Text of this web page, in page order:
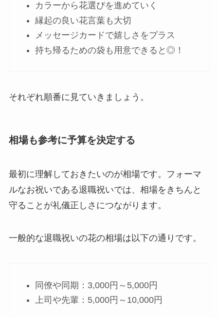
カラーから花選びを進めていく
縁起の良い花言葉も大切
メッセージカードで嬉しさをプラス
持ち帰るための袋も用意できると◎！
それぞれ順番に見ていきましょう。
相場も参考に予算を決定する
最初に理解しておきたいのが相場です。フォーマ
ルなお祝いである退職祝いでは、 相場をきちんと
守ることが礼儀正しさにつながります。
一般的な退職祝いの花の相場は以下の通りです。
同僚や同期：3,000円～5,000円
上司や先輩：5,000円～10,000円